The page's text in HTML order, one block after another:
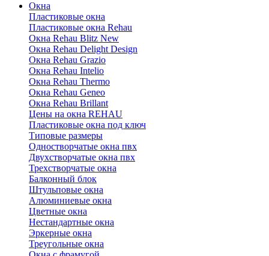
Окна
Пластиковые окна
Пластиковые окна Rehau
Окна Rehau Blitz New
Окна Rehau Delight Design
Окна Rehau Grazio
Окна Rehau Intelio
Окна Rehau Thermo
Окна Rehau Geneo
Окна Rehau Brillant
Цены на окна REHAU
Пластиковые окна под ключ
Типовые размеры
Одностворчатые окна пвх
Двухстворчатые окна пвх
Трехстворчатые окна
Балконный блок
Штульповые окна
Алюминиевые окна
Цветные окна
Нестандартные окна
Эркерные окна
Треугольные окна